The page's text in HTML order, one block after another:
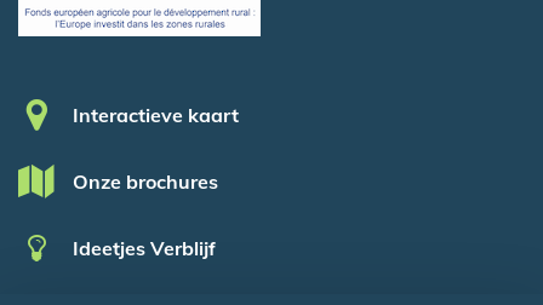
Pied de page
Interactieve kaart
Onze brochures
Ideetjes Verblijf